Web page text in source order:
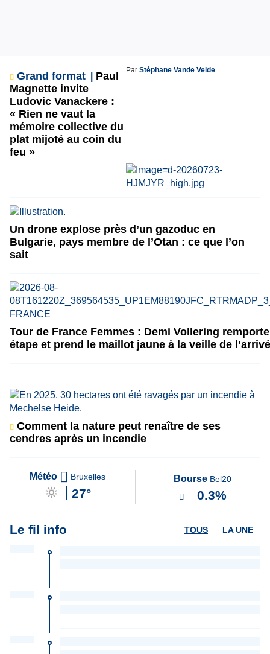
Grand format
Paul
Magnette invite
Ludovic Vanackere :
« Rien ne vaut la
mémoire collective du
plat mijoté au coin du
feu »
Par Stéphane Vande Velde
Un drone explose près d’un gazoduc en
Bulgarie, pays membre de l’Otan : ce que l’on
sait
Tour de France Femmes : Demi Vollering
étape et prend le maillot jaune à la veille de
Comment la nature peut renaître de ses
cendres après un incendie
Météo Bruxelles
27°
Bourse Bel20
0.3%
Le fil info LA UNE
TOUS